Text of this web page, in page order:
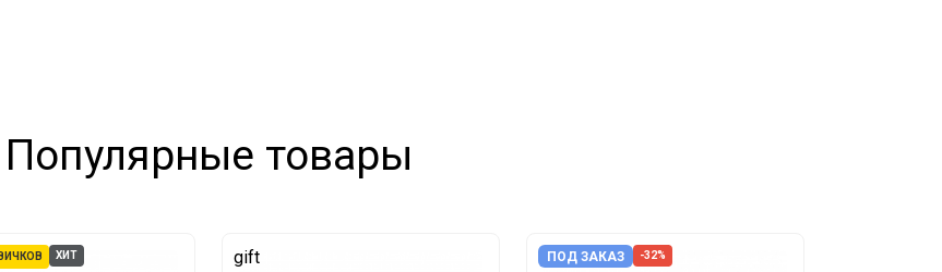
Популярные товары
ХИТ gift ПОД ЗАКАЗ -32%